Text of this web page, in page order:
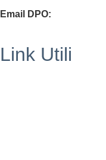
Email DPO:
Link Utili